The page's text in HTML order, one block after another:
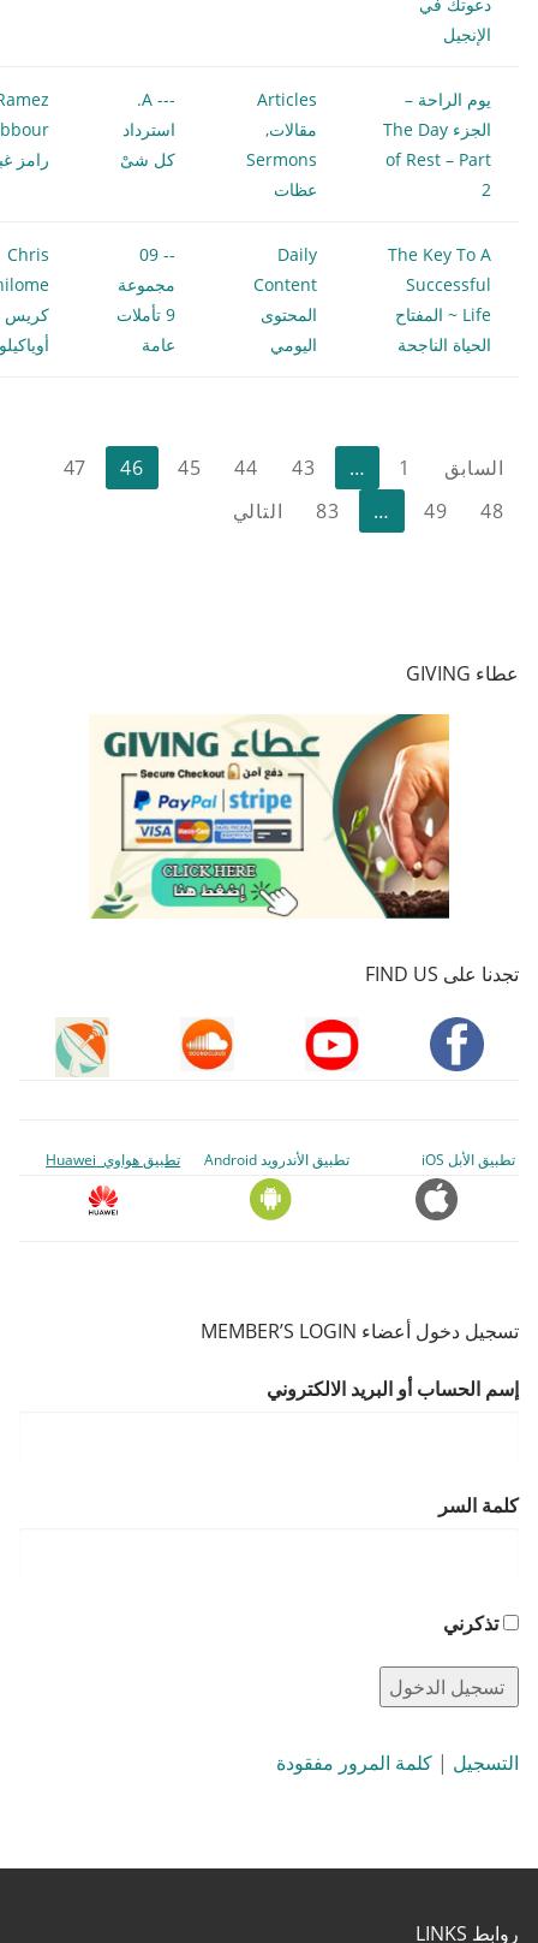
الإنجيل
يوم الراحة –
الجزء The Day
of Rest – Part
2
Articles
مقالات,
Sermons
عظات
--- A.
استرداد
كل شىْ
رامز
The Key To A
Successful
Life ~ المفتاح
الحياة الناجحة
Daily
Content
المحتوى
اليومي
-- 09
مجموعة
9 تأملات
عامة
Chris
كريس
تعدد
صفحات
السابق 1
…
43
44
45
46
47
48
49
…
83 التالي
عطاء GIVING
تجدنا على FIND US
تطبيق الأبل iOS تطبيق الأندرويد Android تطبيق هواوي Huawei
تسجيل دخول أعضاء MEMBER’S LOGIN
إسم الحساب أو البريد الالكتروني
كلمة السر
تذكرني
التسجيل | كلمة المرور مفقودة
روابط LINKS